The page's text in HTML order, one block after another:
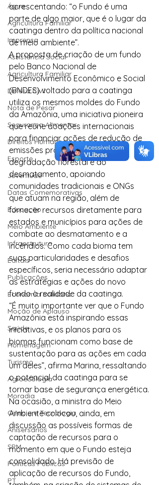
Água
Agricultura Familiar
Imprensa
Assistência Social
Agricultura Familiar
Defesa Civil
Nota de Pesar
Segurança Alimentar
Direitos Humanos
Esporte
Juventude
Datas Comemorativas
Educação
Meio Ambiente
Infraestrutura
Editais
Publicações
Economia Solidária
Moção de Aplauso
Saúde
Homenagem
Turismo
Agroecologia
Moradia
Ciência e Tecnologia
Anisersários
SPM
Políticas Públicas
PT
acrescentando: “o Fundo é uma
parte de algo maior, que é o lugar da
caatinga dentro da política nacional
de meio ambiente”.
A proposta de criação de um fundo
pelo Banco Nacional de
Desenvolvimento Econômico e Social
(BNDES) voltado para a caatinga
utiliza os mesmos moldes do Fundo
da Amazônia, uma iniciativa pioneira
que reúne doações internacionais
para financiar ações de redução de
emissões provenientes da
degradação florestal e do
desmatamento, apoiando
comunidades tradicionais e ONGs
que atuam na região, além de
fornecer recursos diretamente para
estados e municípios para ações de
combate ao desmatamento e a
incêndios. Como cada bioma tem
suas particularidades e desafios
específicos, seria necessário adaptar
as estratégias e ações do novo
fundo à realidade da caatinga.
“É muito importante ver que o Fundo
Amazônia está inspirando essas
iniciativas, e os planos para os
biomas funcionam como base de
sustentação para as ações em cada
um deles”, afirma Marina, ressaltando
o potencial da caatinga para se
tornar base de segurança energética.
Na ocasião, a ministra do Meio
Ambiente colocou, ainda, em
discussão as possíveis formas de
captação de recursos para o
momento em que o Fundo esteja
consolidado. Há previsão de
aplicação de recursos do Fundo,